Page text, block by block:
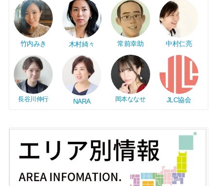
竹内みき 木村綺々 常前幸助 中村仁亮
長谷川伸行 NARA 岡本ななせ JLC協会